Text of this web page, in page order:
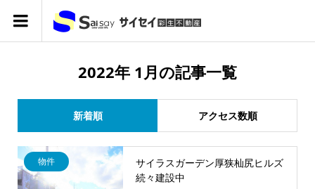
2022年 1月の記事一覧
新着順 アクセス数順
物件
サイラスガーデン厚狭杣尻ヒルズ
続々建設中